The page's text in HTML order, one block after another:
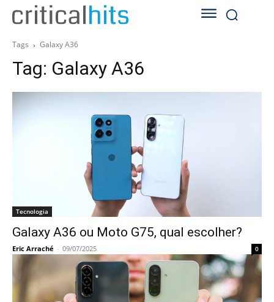
Tags Galaxy A36
Tag: Galaxy A36
Tecnologia
Galaxy A36 ou Moto G75, qual escolher?
Eric Arraché - 09/07/2025 0